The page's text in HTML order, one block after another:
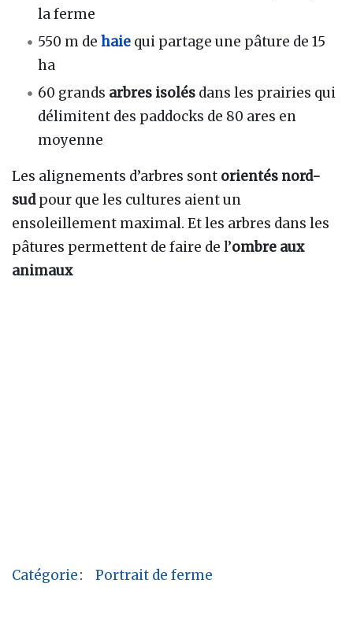
la ferme
550 m dehaie qui partage une pâture de 15
ha
60 grands arbres isolés dans les prairies qui
délimitent des paddocks de 80 ares en
moyenne
Les alignements d’arbres sont orientés nord-
sudpour que les cultures aient un
ensoleillement maximal. Et les arbres dans les
pâtures permettent de faire de l’ombre aux
animaux
Catégorie: Portrait de ferme